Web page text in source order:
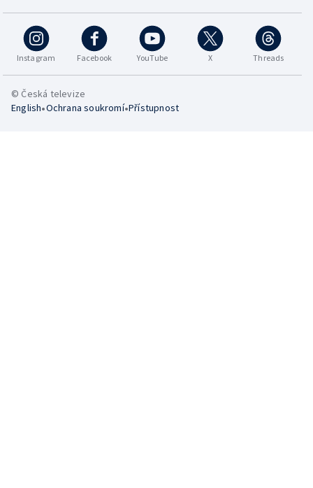
Instagram Facebook YouTube X Threads
© Česká televize
English•Ochrana soukromí•Přístupnost